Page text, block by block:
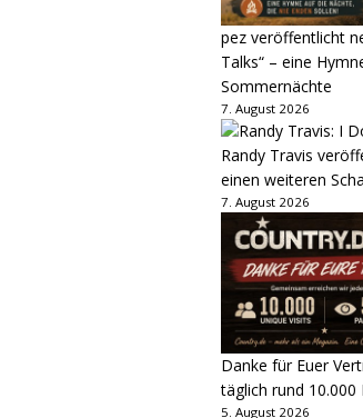
pez veröffentlicht
Talks“ – eine
Sommernächte
7. August 2026
Randy Travis
einen weiteren
7. August 2026
Danke für Euer
täglich rund 10.000
5. August 2026